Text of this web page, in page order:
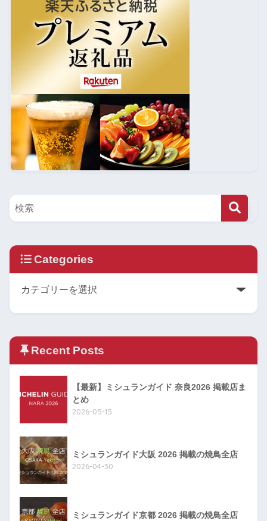
Categories
Recent Posts
【最新】ミシュランガイド 奈良2026 掲載店ま
とめ
2026-05-15
ミシュランガイド大阪 2026 掲載の焼鳥全店
2026-04-30
ミシュランガイド京都 2026 掲載の焼鳥全店